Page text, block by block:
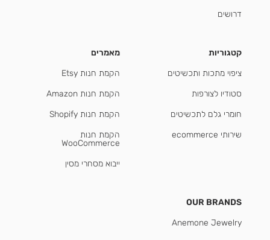
דרושים
קטגוריות
ציפוי מתכות ותכשיטים
סטודיו לצורפות
חומרי גלם לתכשיטים
שירותי ecommerce
מאמרים
הקמת חנות Etsy
הקמת חנות Amazon
הקמת חנות Shopify
הקמת חנות
WooCommerce
ייבוא מסחרי מסין
OUR BRANDS
Anemone Jewelry